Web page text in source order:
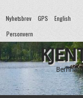
Nyhetsbrev GPS
English
Personvern